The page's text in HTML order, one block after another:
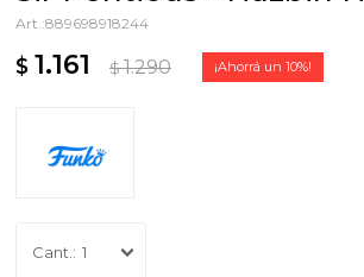
889698918244
$ 1.161 $ 1.290 10
1